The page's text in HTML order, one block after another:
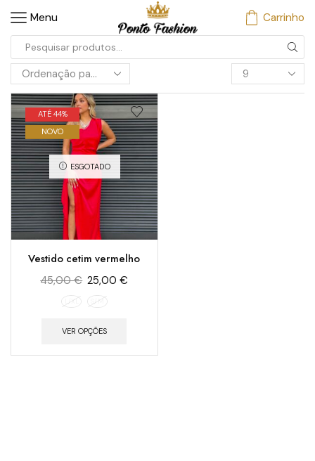
Menu Carrinho
ATÉ 44%
NOVO
ESGOTADO
Vestido cetim vermelho
45,00€ 25,00€
L/XL S/M
VER OPÇÕES